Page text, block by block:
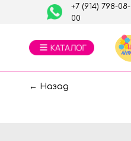
+7 (914) 798-08-
00
← Назад